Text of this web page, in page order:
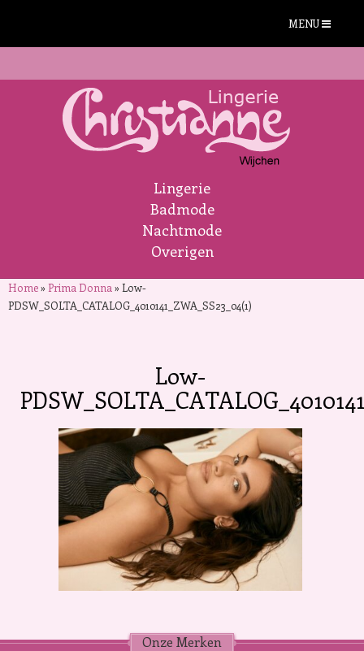
MENU
Lingerie
Badmode
Nachtmode
Overigen
Home»Prima Donna »Low-
PDSW_SOLTA_CATALOG_4010141_ZWA_SS23_04(1)
Low-
Onze Merken